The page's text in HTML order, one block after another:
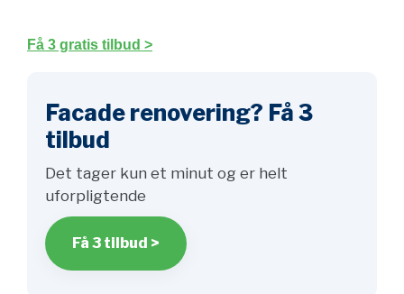
Få 3 gratis tilbud >
Facade renovering? Få 3
tilbud
Det tager kun et minut og er helt
uforpligtende
Få 3 tilbud >